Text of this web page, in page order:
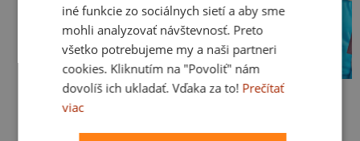
Kakat-du Bez potlače
iné funkcie zo sociálnych sietí a aby sme
mohli analyzovať návštevnosť. Preto
všetko potrebujeme my a naši partneri
cookies. Kliknutím na "Povoliť" nám
dovolíš ich ukladať. Vďaka za to! Prečítať
viac